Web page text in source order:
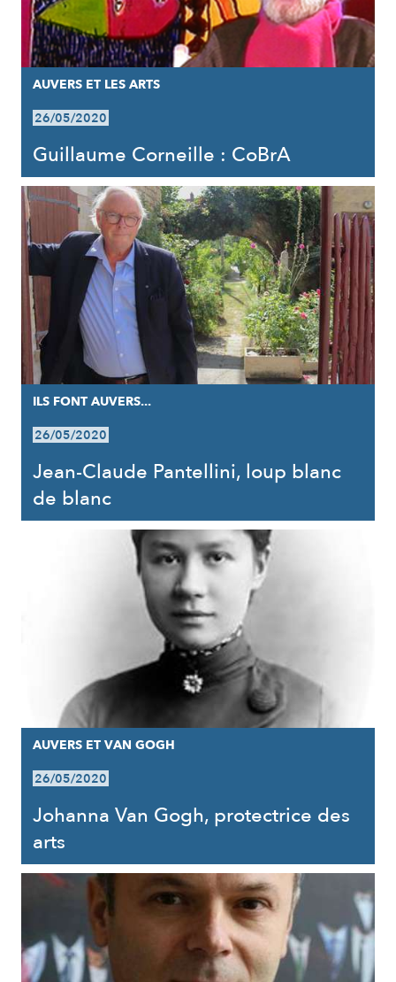
AUVERS ET LES ARTS
26/05/2020
Guillaume Corneille : CoBrA
ILS FONT AUVERS...
26/05/2020
Jean-Claude Pantellini, loup blanc
de blanc
AUVERS ET VAN GOGH
26/05/2020
Johanna Van Gogh, protectrice des
arts